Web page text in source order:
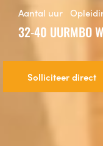
Aantal uur
32-40 UURMBO
Solliciteer direct